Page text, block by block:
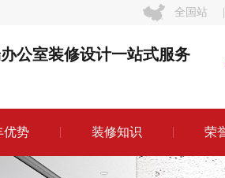
全国站
公室装修设计一站式服务
优势 装修知识 荣